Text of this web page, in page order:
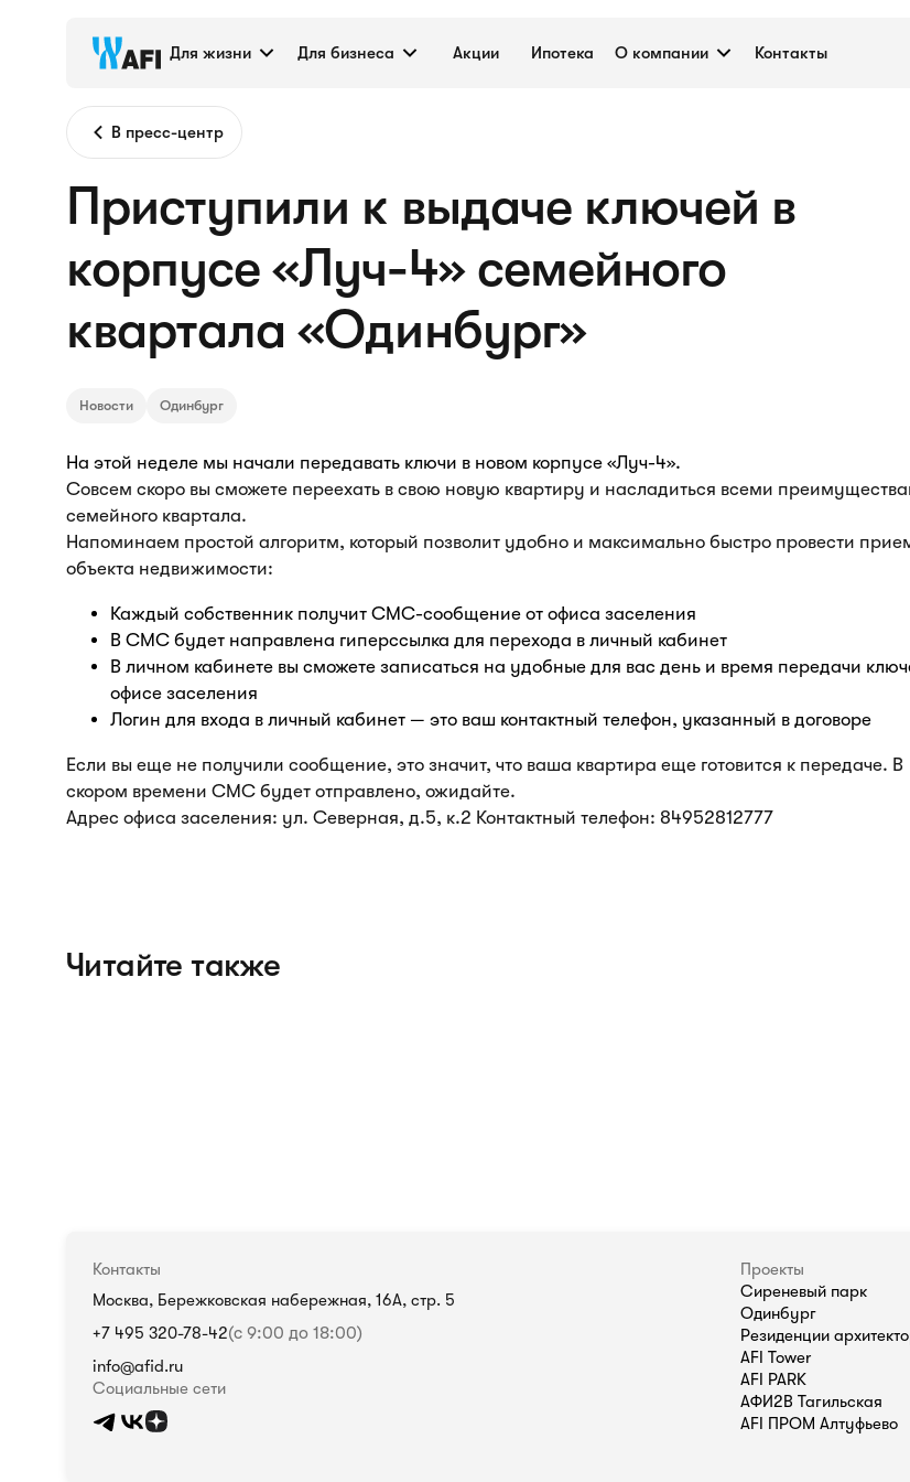
Для жизни Для бизнеса Акции Ипотека О компании Контакты
В пресс-центр
Приступили к выдаче ключей в
корпусе «Луч-4» семейного
квартала «Одинбург»
Новости Одинбург
На этой неделе мы начали передавать ключи в новом корпусе «Луч-4».
Совсем скоро вы сможете переехать в свою новую квартиру и насладиться всеми
семейного квартала.
Напоминаем простой алгоритм, который позволит удобно и максимально быстро провести
объекта недвижимости:
Каждый собственник получит СМС-сообщение от офиса заселения
В СМС будет направлена гиперссылка для перехода в личный кабинет
В личном кабинете вы сможете записаться на удобные для вас день и время передачи
офисе заселения
Логин для входа в личный кабинет — это ваш контактный телефон, указанный в договоре
Если вы еще не получили сообщение, это значит, что ваша квартира еще готовится к передаче. В
скором времени СМС будет отправлено, ожидайте.
Адрес офиса заселения: ул. Северная, д.5, к.2 Контактный телефон: 84952812777
Читайте также
Контакты
Москва, Бережковская набережная, 16А, стр. 5
+7 495 320-78-42(с 9:00 до 18:00)
info@afid.ru
Социальные сети
Проекты
Сиреневый парк
Одинбург
Резиденции
AFI Tower
AFI PARK
АФИ2В Тагильская
AFI ПРОМ Алтуфьево